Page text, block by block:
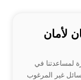
لأمان
لمساعدتنا في
غير المرغوب